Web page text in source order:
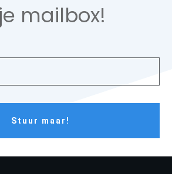
mailbox!
Stuur maar!